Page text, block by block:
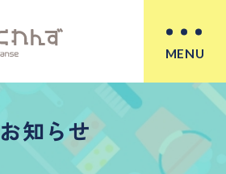
MENU
お知らせ